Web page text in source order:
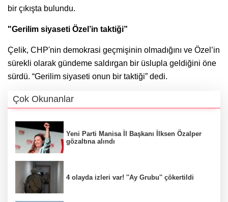
bir çıkışta bulundu.
"Gerilim siyaseti Özel’in taktiği”
Çelik, CHP'nin demokrasi geçmişinin olmadığını ve Özel’in
sürekli olarak gündeme saldırgan bir üslupla geldiğini öne
sürdü. “Gerilim siyaseti onun bir taktiği” dedi.
Çok Okunanlar
Yeni Parti Manisa İl Başkanı İlksen Özalper
gözaltına alındı
4 olayda izleri var! ''Ay Grubu'' çökertildi